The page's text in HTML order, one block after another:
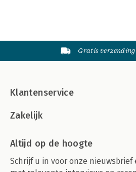
Gratis
Klantenservice
Zakelijk
Altijd op de hoogte
Schrijf u in voor onze